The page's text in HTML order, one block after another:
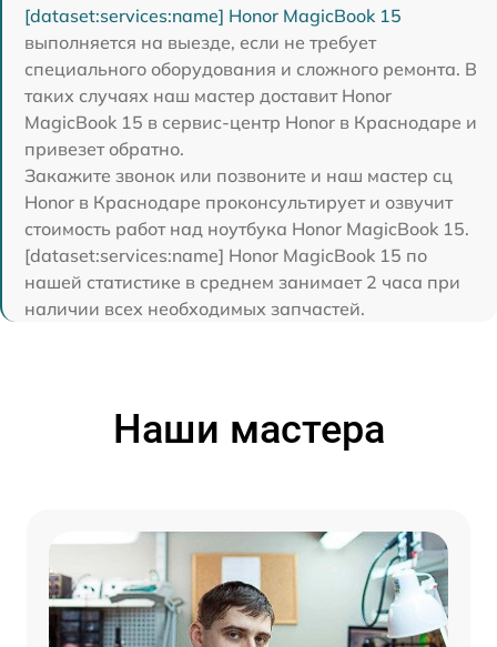
[dataset:services:name] Honor MagicBook 15
выполняется на выезде, если не требует
специального оборудования и сложного ремонта. В
таких случаях наш мастер доставит Honor
MagicBook 15 в сервис-центр Honor в Краснодаре и
привезет обратно.
Закажите звонок или позвоните и наш мастер сц
Honor в Краснодаре проконсультирует и озвучит
стоимость работ над ноутбука Honor MagicBook 15.
[dataset:services:name] Honor MagicBook 15 по
нашей статистике в среднем занимает 2 часа при
наличии всех необходимых запчастей.
Наши мастера